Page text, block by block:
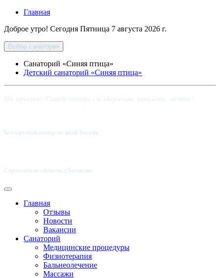
Главная
Доброе утро! Сегодня Пятница 7 августа 2026 г.
Выбор санатория
Санаторий «Синяя птица»
Детский санаторий «Синяя птица»
Бесплатный номер по всей России:
Саратовская область, г.Балаково
Главная
Отзывы
Новости
Вакансии
Санаторий
Медицинские процедуры
Физиотерапия
Бальнеолечение
Массажи